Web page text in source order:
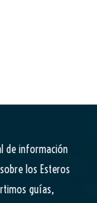
de información
los Esteros
guías,